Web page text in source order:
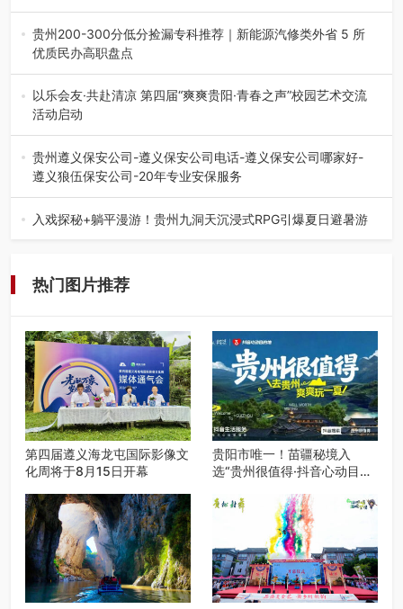
2026年7月31日，喜百年装饰“一口价·超极放心装”新品发布
会在贵阳隆重举行。…
贵州200-300分低分捡漏专科推荐｜新能源汽修类外省 5 所
优质民办高职盘点
在贵州省高考志愿填报体系中，200至300分数段考生可选择
的省内工科、新能源汽车…
以乐会友·共赴清凉 第四届“爽爽贵阳·青春之声”校园艺术交流
活动启动
七月的贵阳，清风送爽，第四届“爽爽贵阳·青春之声”校园管
弦乐（合唱）艺术交流活动…
贵州遵义保安公司-遵义保安公司电话-遵义保安公司哪家好-
遵义狼伍保安公司-20年专业安保服务
在遵义，不管是企业园区运营、小区物业管理、建筑工地施
工、商业商场经营，还是举办各…
入戏探秘+躺平漫游！贵州九洞天沉浸式RPG引爆夏日避暑游
热门图片推荐
第四届遵义海龙屯国际影像文
化周将于8月15日开幕
贵阳市唯一！苗疆秘境入
选“贵州很值得·抖音心动目的
赴一场秘境之约